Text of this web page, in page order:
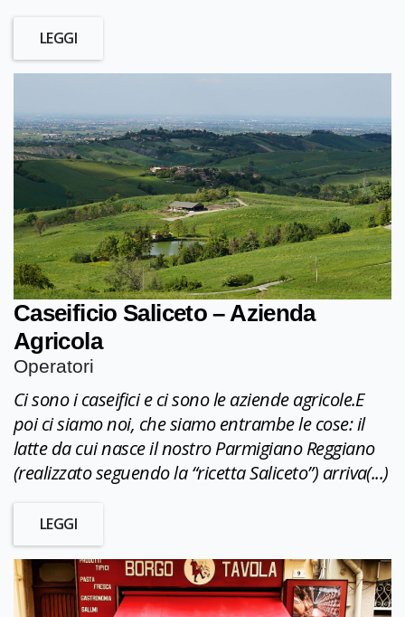
LEGGI
Caseificio Saliceto – Azienda
Agricola
Operatori
Ci sono i caseifici e ci sono le aziende agricole.E
poi ci siamo noi, che siamo entrambe le cose: il
latte da cui nasce il nostro Parmigiano Reggiano
(realizzato seguendo la “ricetta Saliceto”) arriva(...)
LEGGI